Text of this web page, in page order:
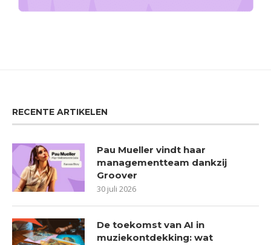
RECENTE ARTIKELEN
Pau Mueller vindt haar
managementteam dankzij
Groover
30 juli 2026
De toekomst van AI in
muziekontdekking: wat